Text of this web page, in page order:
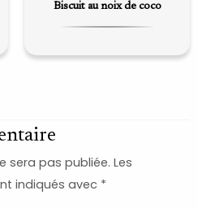
Biscuit au noix de coco
sera pas publiée. Les
indiqués avec *